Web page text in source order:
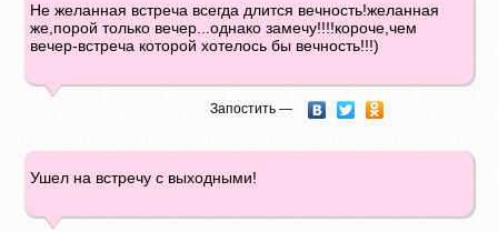
Не желанная встреча всегда длится вечность!желанная
же,порой только вечер...однако замечу!!!!короче,чем
вечер-встреча которой хотелось бы вечность!!!)
Запостить —
Ушел на встречу с выходными!